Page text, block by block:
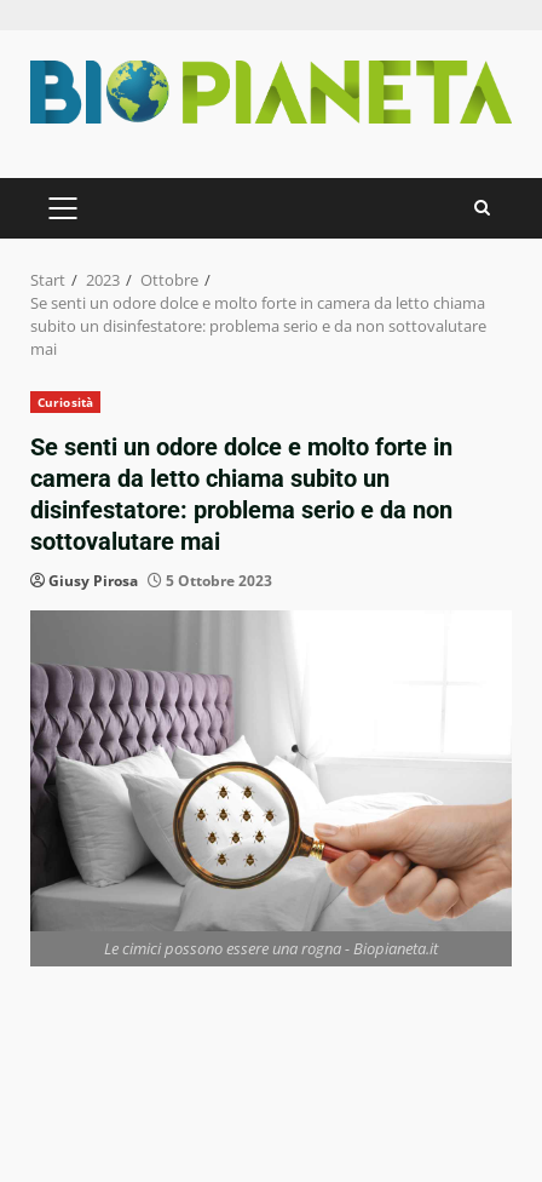
Inhalt
springen
PRIMÄRES
MENÜ
Start 2023
Ottobre
Se senti un odore dolce e molto forte in camera da letto chiama
subito un disinfestatore: problema serio e da non sottovalutare
mai
Curiosità
Se senti un odore dolce e molto forte in
camera da letto chiama subito un
disinfestatore: problema serio e da non
sottovalutare mai
Giusy Pirosa 5 Ottobre 2023
Le cimici possono essere una rogna - Biopianeta.it